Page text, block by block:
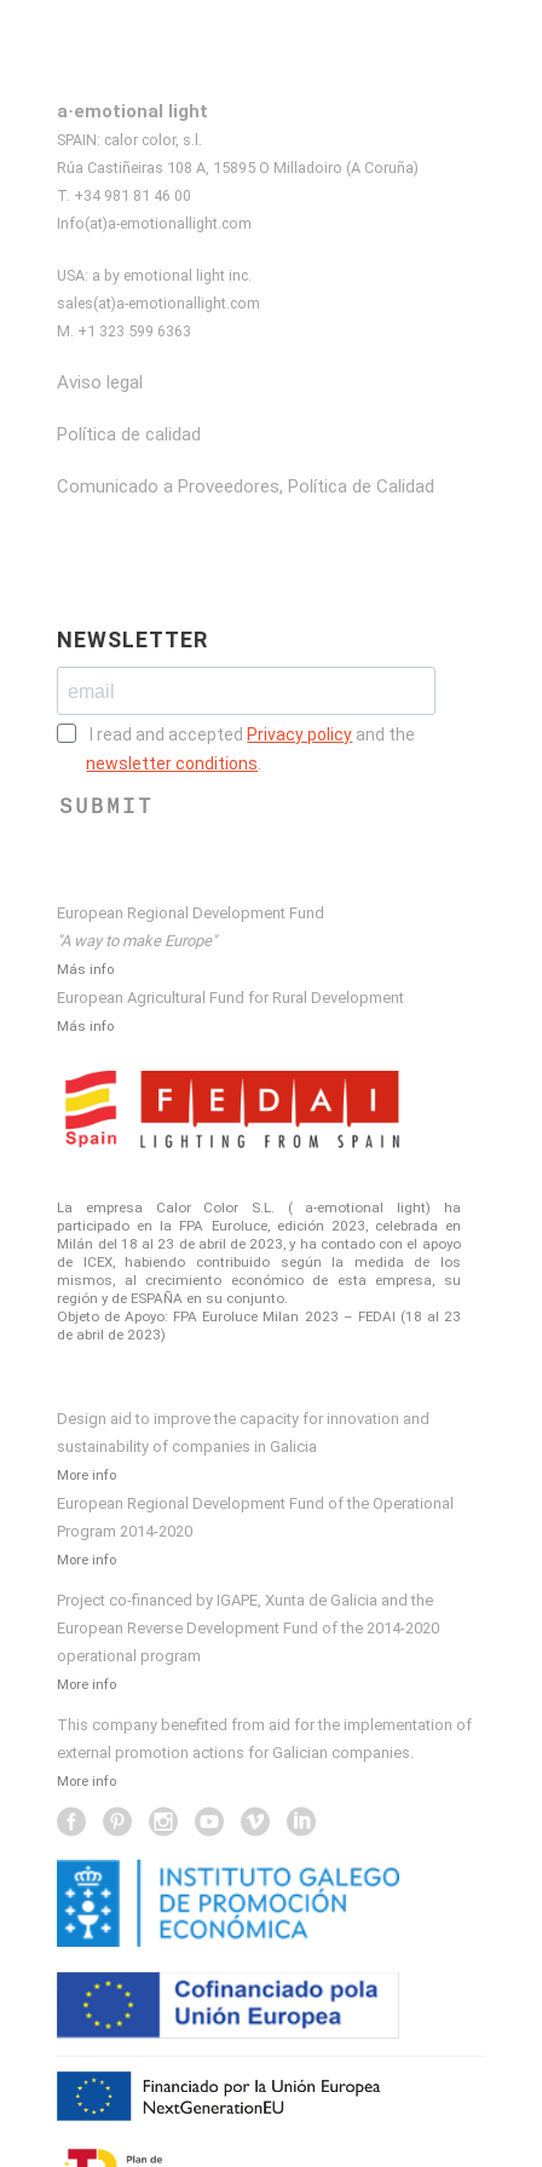
a·emotional light
SPAIN: calor color, s.l.
Rúa Castiñeiras 108 A, 15895 O Milladoiro (A Coruña)
T. +34 981 81 46 00
Info(at)a-emotionallight.com
USA: a by emotional light inc.
sales(at)a-emotionallight.com
M. +1 323 599 6363
Aviso legal
Política de calidad
Comunicado a Proveedores, Política de Calidad
NEWSLETTER
I read and accepted Privacy policy and the
newsletter conditions
SUBMIT
European Regional Development Fund
"A way to make Europe"
Más info
European Agricultural Fund for Rural Development
Más info
La empresa Calor Color S.L. ( a-emotional light) ha
participado en la FPA Euroluce, edición 2023, celebrada en
Milán del 18 al 23 de abril de 2023, y ha contado con el apoyo
de ICEX, habiendo contribuido según la medida de los
mismos, al crecimiento económico de esta empresa, su
región y de ESPAÑA en su conjunto.
Objeto de Apoyo: FPA Euroluce Milan 2023 – FEDAI (18 al 23
de abril de 2023)
Design aid to improve the capacity for innovation and
sustainability of companies in Galicia
More info
European Regional Development Fund of the Operational
Program 2014-2020
More info
Project co-financed by IGAPE, Xunta de Galicia and the
European Reverse Development Fund of the 2014-2020
operational program
More info
This company benefited from aid for the implementation of
external promotion actions for Galician companies.
More info